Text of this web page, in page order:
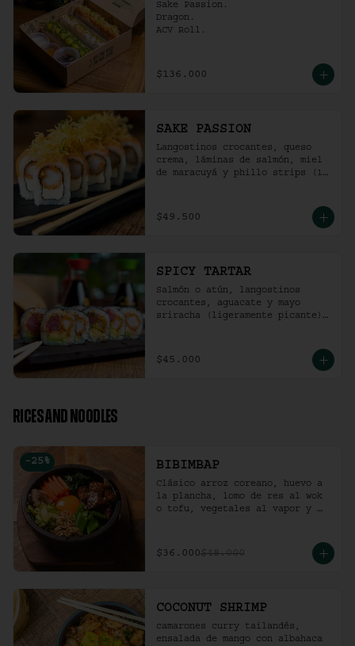
Sake Passion.
Dragon.
ACV Roll.
$136.000
SAKE PASSION
Langostinos crocantes, queso
crema, láminas de salmón, miel
de maracuyá y phillo strips (10
$49.500
SPICY TARTAR
Salmón o atún, langostinos
crocantes, aguacate y mayo
sriracha (ligeramente picante).
$45.000
RICES AND NOODLES
-25 % BIBIMBAP
Clásico arroz coreano, huevo a
la plancha, lomo de res al wok
o tofu, vegetales al vapor y
$36.000$48.000
COCONUT SHRIMP
camarones curry tailandés,
ensalada de mango con albahaca